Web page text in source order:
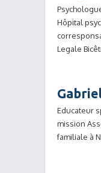
Hôpital
Legale
Educateur
mission
familiale à